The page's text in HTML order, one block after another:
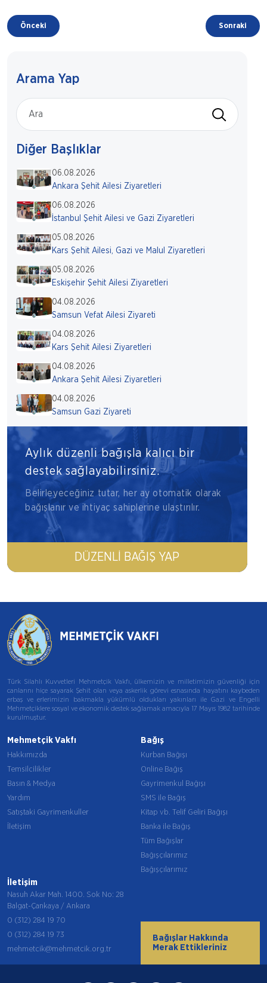
Önceki Sonraki
Arama Yap
Diğer Başlıklar
06.08.2026
Ankara Şehit Ailesi Ziyaretleri
06.08.2026
İstanbul Şehit Ailesi ve Gazi Ziyaretleri
05.08.2026
Kars Şehit Ailesi, Gazi ve Malul Ziyaretleri
05.08.2026
Eskişehir Şehit Ailesi Ziyaretleri
04.08.2026
Samsun Vefat Ailesi Ziyareti
04.08.2026
Kars Şehit Ailesi Ziyaretleri
04.08.2026
Ankara Şehit Ailesi Ziyaretleri
04.08.2026
Samsun Gazi Ziyareti
Aylık düzenli bağışla kalıcı bir
destek sağlayabilirsiniz.
Belirleyeceğiniz tutar, her ay otomatik olarak
bağışlanır ve ihtiyaç sahiplerine ulaştırılır.
DÜZENLI BAĞIŞ YAP
Türk Silahlı Kuvvetleri Mehmetçik Vakfı, ülkemizin ve milletimizin güvenliği için
canlarını hiçe sayarak Şehit olan veya askerlik görevi esnasında hayatını kaybeden
erbaş ve erlerimizin bakmakla yükümlü oldukları yakınları ile Gazi ve Engelli
Mehmetçiklere sosyal ve ekonomik destek sağlamak amacıyla 17 Mayıs 1982 tarihinde
kurulmuştur.
Mehmetçik Vakfı
Hakkımızda
Temsilcilikler
Basın & Medya
Yardım
Satıştaki Gayrimenkuller
İletişim
Bağış
Kurban Bağışı
Online Bağış
Gayrimenkul Bağışı
SMS ile Bağış
Kitap vb. Telif Geliri Bağışı
Banka ile Bağış
Tüm Bağışlar
Bağışçılarımız
Bağışçılarımız
İletişim
Nasuh Akar Mah. 1400. Sok No: 28
Balgat-Çankaya / Ankara
0 (312) 284 19 70
0 (312) 284 19 73
mehmetcik@mehmetcik.org.tr
Bağışlar Hakkında
Merak Ettikleriniz